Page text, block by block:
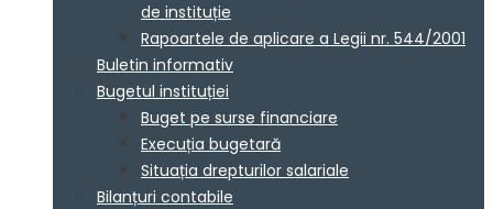
de instituție
Rapoartele de aplicare a Legii nr. 544/2001
Buletin informativ
Bugetul instituției
Buget pe surse financiare
Execuția bugetară
Situația drepturilor salariale
Bilanțuri contabile